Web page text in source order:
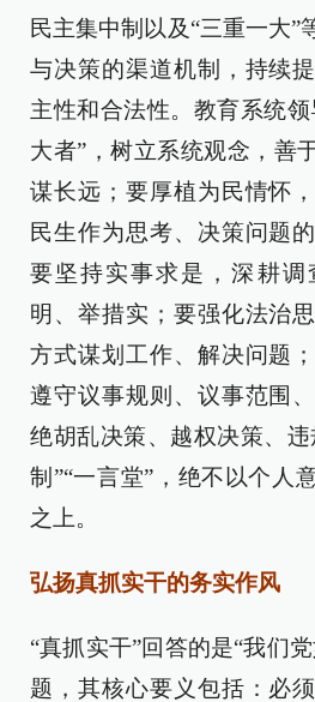
民主集中制以及“三重一大”
与决策的渠道机制，持续
主性和合法性。教育系统
大者”，树立系统观念，善
谋长远；要厚植为民情怀
民生作为思考、决策问题
要坚持实事求是，深耕调
明、举措实；要强化法治
方式谋划工作、解决问题
遵守议事规则、议事范围
绝胡乱决策、越权决策、
制”“一言堂”，绝不以个人
之上。
弘扬真抓实干的务实作风
“真抓实干”回答的是“我们
题，其核心要义包括：必